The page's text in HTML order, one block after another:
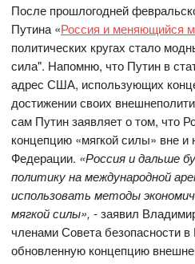
После прошлогодней
Путина «Россия и меняющийся
политических кругах стало
сила". Напомню, что Путин в
адрес США, использующих
достижении своих
сам Путин заявляет о том, что
концепцию «мягкой силы» вне и
Федерации. «Россия и дальше
политику на международной
использовать методы
мягкой силы»,- заявил
членами Совета безопасности
обновленную концепцию